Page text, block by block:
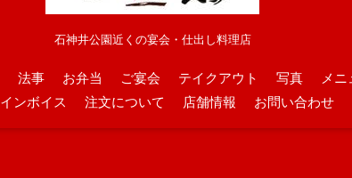
石神井公園近くの宴会・仕出し料理店
法事 お弁当 ご宴会 テイクアウト 写真
メニ
インボイス 注文について 店舗情報 お問い合わせ